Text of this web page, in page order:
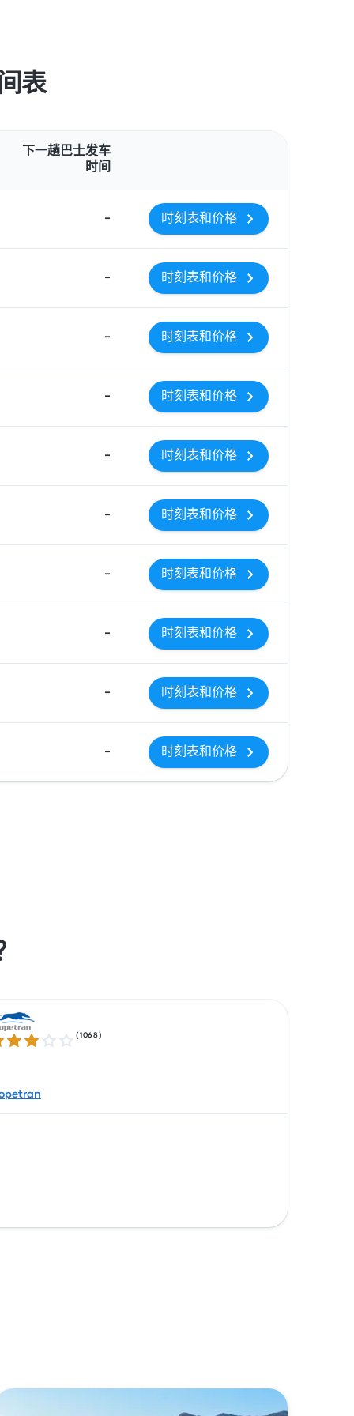
表
下一趟巴士发车
时间
- 时刻表和价格
- 时刻表和价格
- 时刻表和价格
- 时刻表和价格
- 时刻表和价格
- 时刻表和价格
- 时刻表和价格
- 时刻表和价格
- 时刻表和价格
- 时刻表和价格
/ 5 星 ( 1068 )